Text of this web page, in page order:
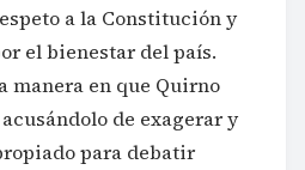
a la Constitución y
el bienestar del país.
manera en que Quirno
de exagerar y
para debatir